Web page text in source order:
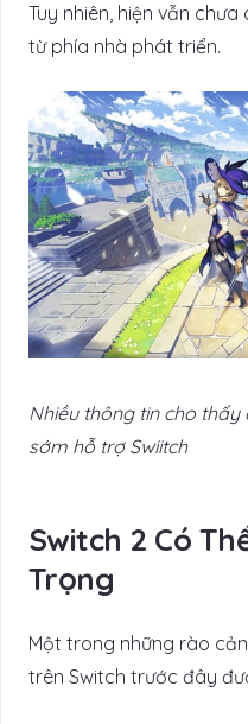
Tuy nhiên, hiện vẫn
từ phía nhà phát triển.
Nhiều thông tin cho
sớm hỗ trợ Swiitch
Switch 2 Có
Trọng
Một trong những rào
trên Switch trước đây